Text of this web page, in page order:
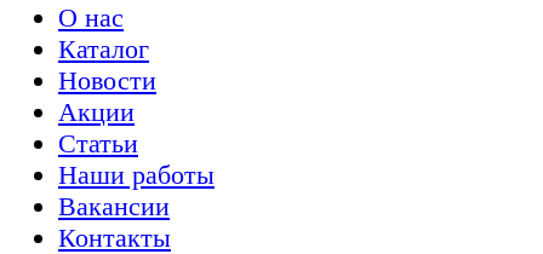
О нас
Каталог
Новости
Акции
Статьи
Наши работы
Вакансии
Контакты